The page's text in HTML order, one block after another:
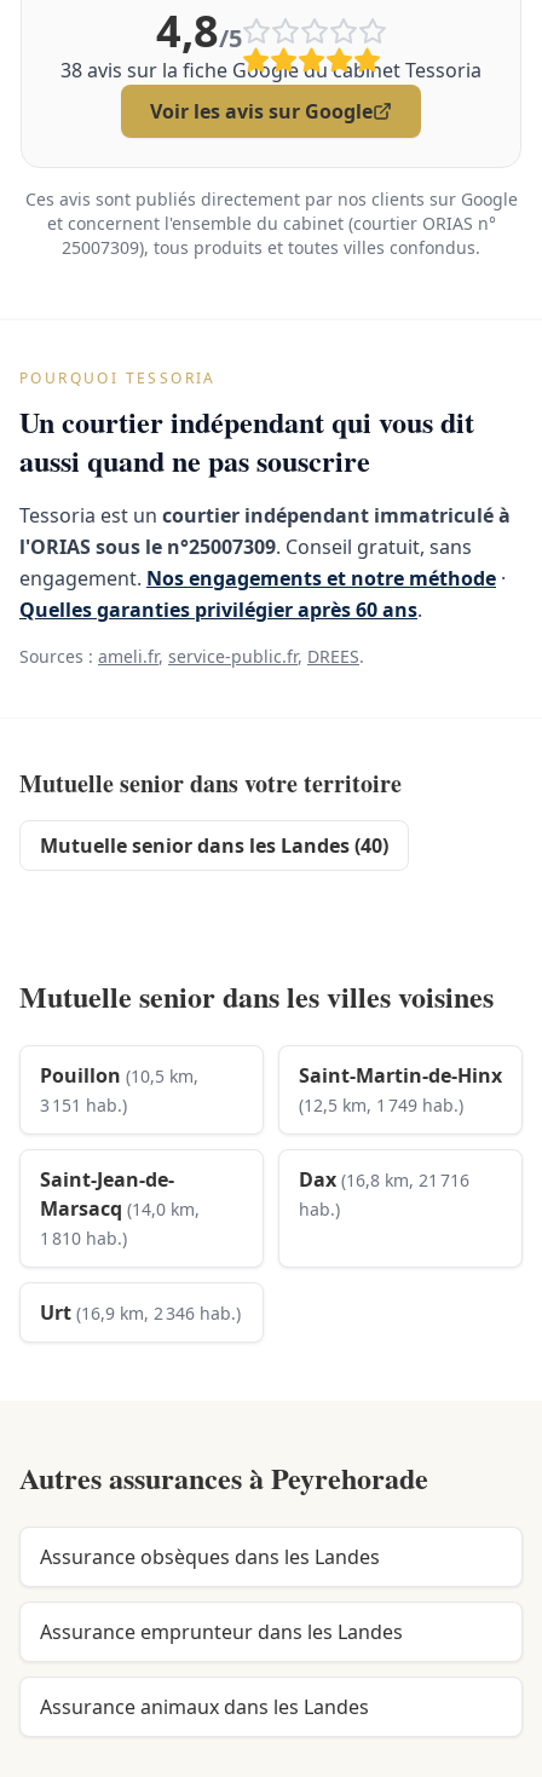
4,8/5
38avis sur la fiche Google du cabinet Tessoria
Voir les avis sur Google
Ces avis sont publiés directement par nos clients sur Google
et concernent l'ensemble du cabinet (courtier ORIAS n°
25007309), tous produits et toutes villes confondus.
POURQUOI TESSORIA
Un courtier indépendant qui vous dit
aussi quand ne pas souscrire
Tessoria est un courtier indépendant immatriculé à
l'ORIAS sous le n°25007309. Conseil gratuit, sans
engagement. Nos engagements et notre méthode ·
Quelles garanties privilégier après 60 ans.
Sources : ameli.fr, service-public.fr, DREES.
Mutuelle senior dans votre territoire
Mutuelle senior dans les Landes (40)
Mutuelle senior dans les villes voisines
Pouillon (10,5 km,
3 151 hab.)
Saint-Martin-de-Hinx
(12,5 km, 1 749 hab.)
Saint-Jean-de-
Marsacq (14,0 km,
1 810 hab.)
Dax (16,8 km, 21 716
hab.)
Urt (16,9 km, 2 346 hab.)
Autres assurances àPeyrehorade
Assurance obsèques dans les Landes
Assurance emprunteur dans les Landes
Assurance animaux dans les Landes